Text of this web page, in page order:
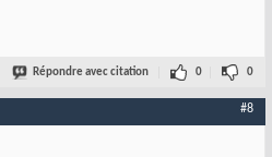
Répondre avec citation 0 0
#8